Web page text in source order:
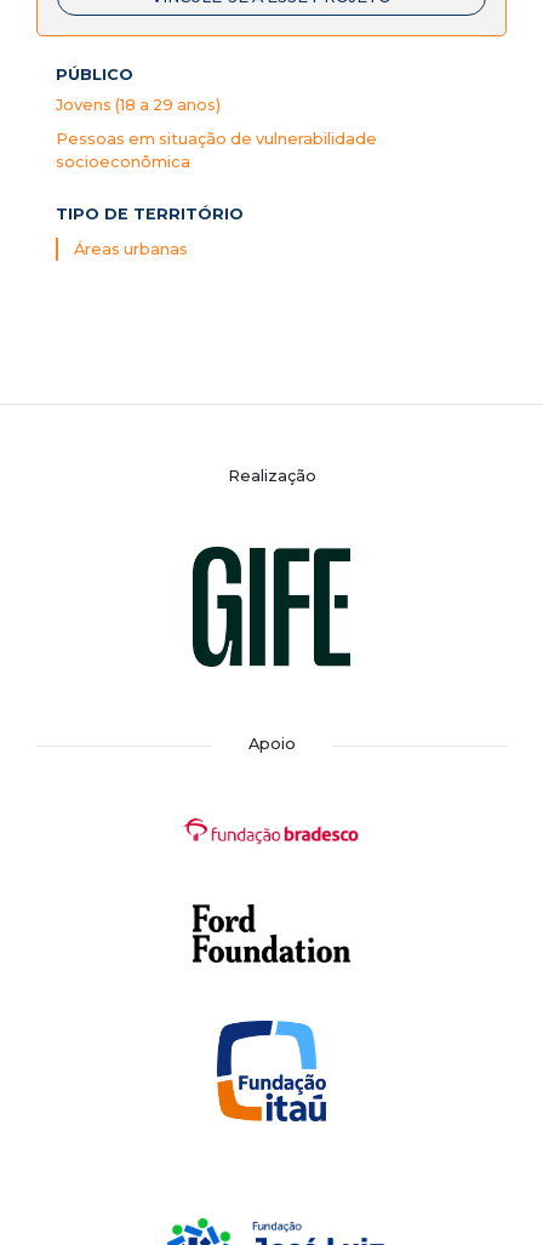
PÚBLICO
Jovens (18 a 29 anos)
Pessoas em situação de vulnerabilidade
socioeconômica
TIPO DE TERRITÓRIO
Áreas urbanas
Realização
Apoio